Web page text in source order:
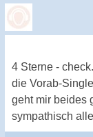
4 Sterne -
die Vorab-
geht mir beides
sympathisch